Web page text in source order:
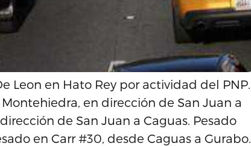
Leon en Hato Rey por actividad del PNP.
en dirección de San Juan a
de San Juan a Caguas. Pesado
en Carr #30, desde Caguas a Gurabo.